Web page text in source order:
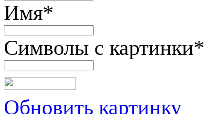
Имя*
Символы с картинки*
Обновить картинку